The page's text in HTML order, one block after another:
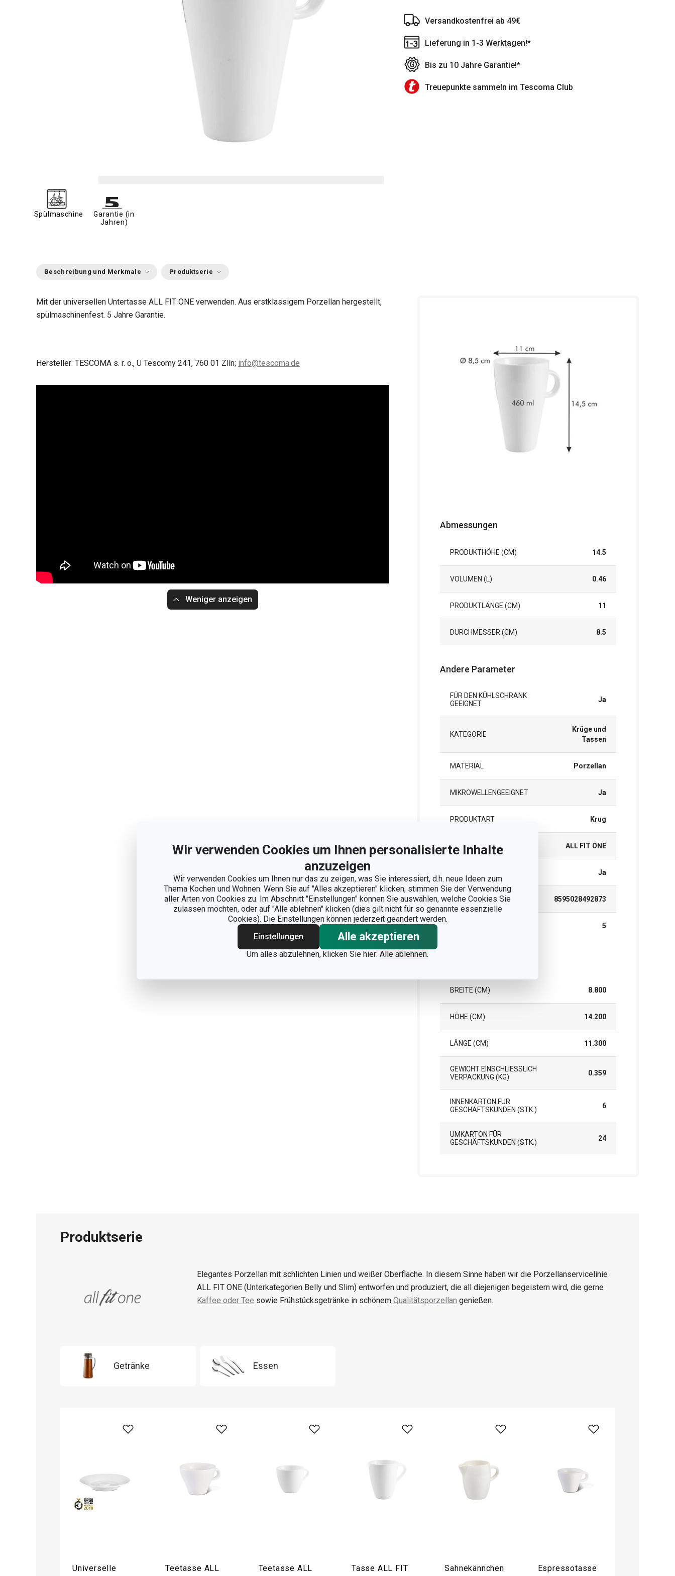
Wir verwenden Cookies um Ihnen personalisierte Inhalte
anzuzeigen
Wir verwenden Cookies um Ihnen nur das zu zeigen, was Sie interessiert, d.h. neue Ideen zum
Thema Kochen und Wohnen. Wenn Sie auf "Alles akzeptieren" klicken, stimmen Sie der Verwendung
aller Arten von Cookies zu. Im Abschnitt "Einstellungen" können Sie auswählen, welche Cookies Sie
zulassen möchten, oder auf "Alle ablehnen" klicken (dies gilt nicht für so genannte essenzielle
Cookies). Die Einstellungen können jederzeit geändert werden.
Einstellungen
Alle akzeptieren
Um alles abzulehnen, klicken Sie hier: Alle ablehnen.
Versandkostenfrei ab 49€
Lieferung in 1-3 Werktagen!*
Bis zu 10 Jahre Garantie!*
Treuepunkte sammeln im Tescoma Club
Spülmaschine
Garantie (in
Jahren)
Beschreibung und Merkmale Produktserie
Mit der universellen Untertasse ALL FIT ONE verwenden. Aus erstklassigem Porzellan hergestellt,
spülmaschinenfest. 5 Jahre Garantie.
Hersteller: TESCOMA s. r. o., U Tescomy 241, 760 01 Zlín; info@tescoma.de
Weniger anzeigen
Abmessungen
PRODUKTHÖHE (CM) 14.5
VOLUMEN (L) 0.46
PRODUKTLÄNGE (CM) 11
DURCHMESSER (CM) 8.5
Andere Parameter
FÜR DEN KÜHLSCHRANK
GEEIGNET
Ja
KATEGORIE
Krüge und
Tassen
MATERIAL Porzellan
MIKROWELLENGEEIGNET Ja
PRODUKTART Krug
PRODUKTLINIE ALL FIT ONE
Ja
EAN 8595028492873
5
BREITE (CM) 8.800
HÖHE (CM) 14.200
LÄNGE (CM) 11.300
GEWICHT EINSCHLIESSLICH V
ERPACKUNG (KG)
0.359
INNENKARTON FÜR
GESCHÄFTSKUNDEN (STK.)
6
UMKARTON FÜR
GESCHÄFTSKUNDEN (STK.)
24
Produktserie
Elegantes Porzellan mit schlichten Linien und weißer Oberfläche. In diesem Sinne haben wir die Porzellanservicelinie
ALL FIT ONE (Unterkategorien Belly und Slim) entworfen und produziert, die all diejenigen begeistern wird, die gerne
Kaffee oder Tee sowie Frühstücksgetränke in schönem Qualitätsporzellan genießen.
Getränke Essen
Universelle
Teetasse ALL
Teetasse ALL
Tasse ALL FIT
Sahnekännchen
Espressotasse